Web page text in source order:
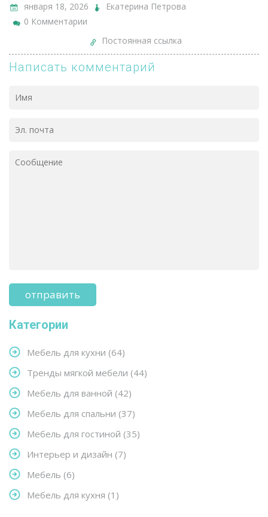
января 18, 2026
Екатерина Петрова
0 Комментарии
Постоянная ссылка
Написать комментарий
Категории
Мебель для кухни (64)
Тренды мягкой мебели (44)
Мебель для ванной (42)
Мебель для спальни (37)
Мебель для гостиной (35)
Интерьер и дизайн (7)
Мебель (6)
Мебель для кухня (1)